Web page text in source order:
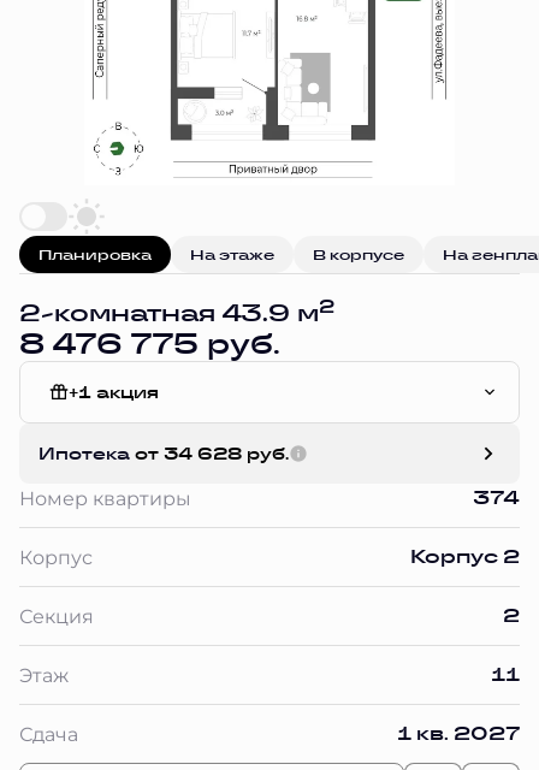
Планировка На этаже В корпусе На
2-комнатная 43.9 м2
8 476 775 руб.
+1 акция
Ипотека от 34 628 руб.
Номер квартиры 374
Корпус Корпус 2
Секция 2
Этаж 11
Сдача 1 кв. 2027